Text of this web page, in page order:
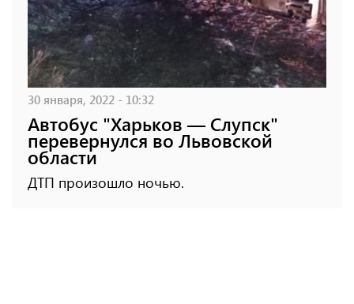
30 января, 2022 - 10:32
Автобус "Харьков — Слупск"
перевернулся во Львовской
области
ДТП произошло ночью.